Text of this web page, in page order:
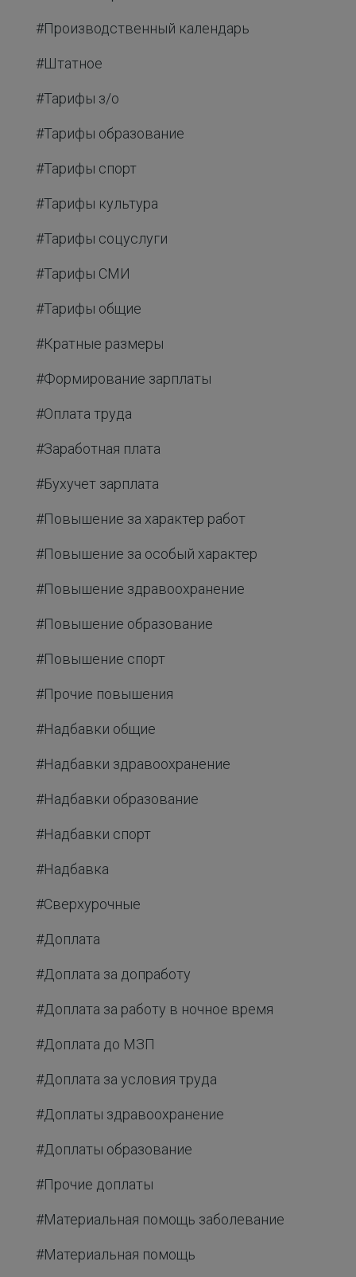
#Производственный календарь
#Штатное
#Тарифы з/о
#Тарифы образование
#Тарифы спорт
#Тарифы культура
#Тарифы соцуслуги
#Тарифы СМИ
#Тарифы общие
#Кратные размеры
#Формирование зарплаты
#Оплата труда
#Заработная плата
#Бухучет зарплата
#Повышение за характер работ
#Повышение за особый характер
#Повышение здравоохранение
#Повышение образование
#Повышение спорт
#Прочие повышения
#Надбавки общие
#Надбавки здравоохранение
#Надбавки образование
#Надбавки спорт
#Надбавка
#Сверхурочные
#Доплата
#Доплата за допработу
#Доплата за работу в ночное время
#Доплата до МЗП
#Доплата за условия труда
#Доплаты здравоохранение
#Доплаты образование
#Прочие доплаты
#Материальная помощь заболевание
#Материальная помощь